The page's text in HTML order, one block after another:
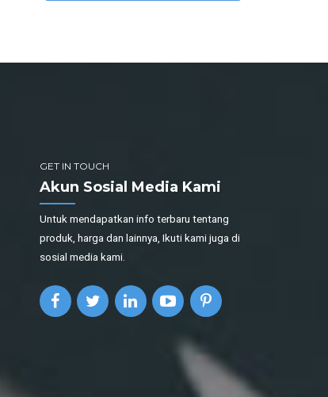
GET IN TOUCH
Akun Sosial Media Kami
Untuk mendapatkan info terbaru tentang
produk, harga dan lainnya, Ikuti kami juga di
sosial media kami.